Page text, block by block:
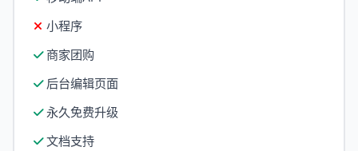
小程序
商家团购
后台编辑页面
永久免费升级
文档支持